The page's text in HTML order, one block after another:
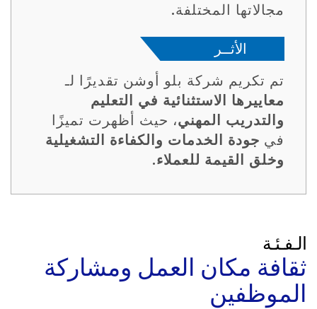
مجالاتها المختلفة.
الأثــر
تم تكريم شركة بلو أوشن تقديرًا لـ
معاييرها الاستثنائية في التعليم
والتدريب المهني، حيث أظهرت تميزًا
في جودة الخدمات والكفاءة التشغيلية
وخلق القيمة للعملاء.
الـفـئـة
ثقافة مكان العمل ومشاركة
الموظفين